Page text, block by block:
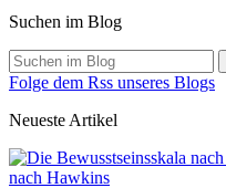
Suchen im Blog
Folge dem Rss unseres Blogs
Neueste Artikel
nach Hawkins